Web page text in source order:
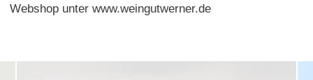
Webshop unter www.weingutwerner.de